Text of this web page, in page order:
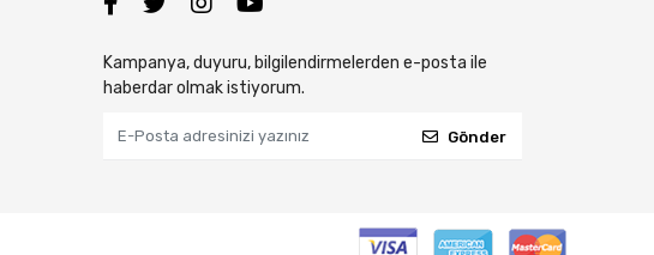
Kampanya, duyuru, bilgilendirmelerden e-posta ile
haberdar olmak istiyorum.
Gönder